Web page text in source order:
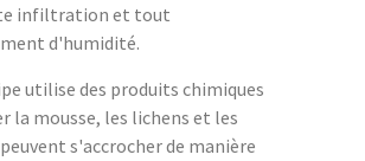
infiltration et tout
d'humidité.
utilise des produits chimiques
la mousse, les lichens et les
s'accrocher de manière